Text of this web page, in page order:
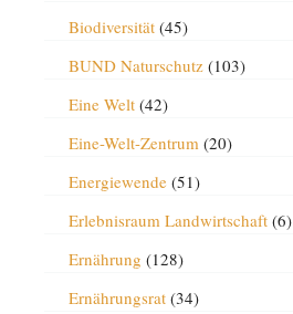
Biodiversität(45)
BUND Naturschutz(103)
Eine Welt(42)
Eine-Welt-Zentrum(20)
Energiewende(51)
Erlebnisraum Landwirtschaft(6)
Ernährung (128)
Ernährungsrat(34)